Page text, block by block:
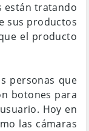
están tratando
sus productos
el producto
personas que
botones para
Hoy en
las cámaras